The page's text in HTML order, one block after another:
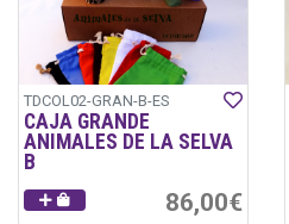
TDCOL02-GRAN-B-ES
CAJA GRANDE
ANIMALES DE LA SELVA
B
86,00€